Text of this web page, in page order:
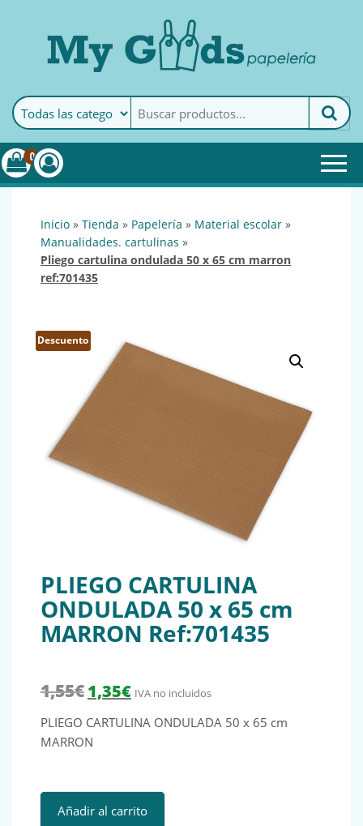
MyGoods · PapeleríaMy Goods es tu papelería
online de confianza. Podrás
encontrar todo lo necesario
0
inicio » tienda » papelería » material escolar »
manualidades. cartulinas »
pliego cartulina ondulada 50 x 65 cm marron
ref:701435
Descuento
PLIEGO CARTULINA
ONDULADA 50 x 65 cm
MARRON Ref:701435
1,55€ El precio original era: 1,55€.
1,35€El precio actual es: 1,35€.
IVA no incluidos
PLIEGO CARTULINA ONDULADA 50 x 65 cm
MARRON
Añadir al carrito